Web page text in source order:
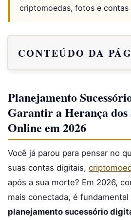
criptomoedas, fotos e contas
CONTEÚDO DA
Planejamento
Garantir a Herança dos
Online em 2026
Você já parou para pensar no
suas contas digitais,
após a sua morte? Em 2026,
mais conectada, é
planejamento sucessório